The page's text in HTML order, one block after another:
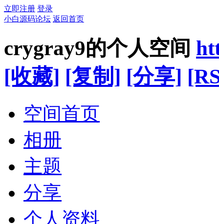
立即注册 登录
小白源码论坛 返回首页
crygray9的个人空间
[收藏] [复制] [分享]
空间首页
相册
主题
分享
个人资料